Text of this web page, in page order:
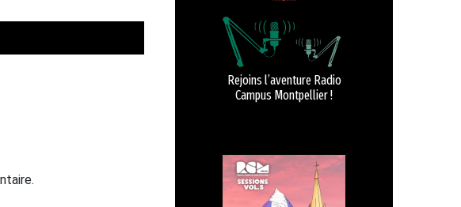
Rejoins l’aventure Radio
Campus Montpellier !